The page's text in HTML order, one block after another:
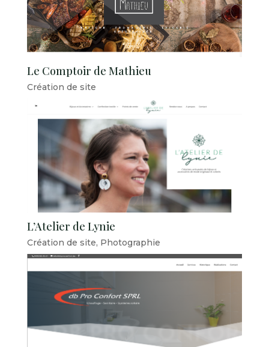
Le Comptoir de Mathieu
Création de site
L’Atelier de Lynie
Création de site, Photographie